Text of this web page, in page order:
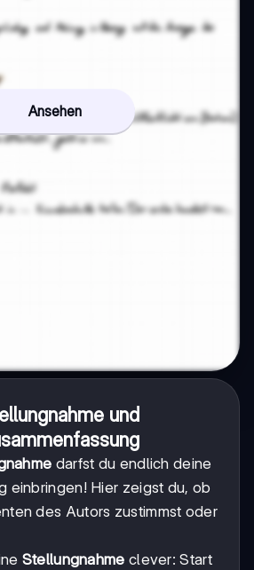
Ansehen
und
darfst du endlich deine
einbringen! Hier zeigst du, ob
des Autors zustimmst oder
Stellungnahme clever: Start